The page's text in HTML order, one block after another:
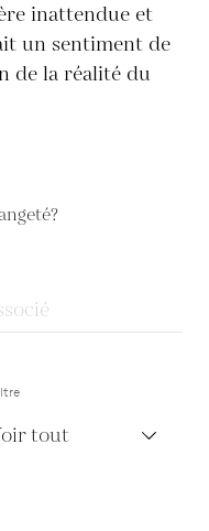
inattendue et
un sentiment de
de la réalité du
tout